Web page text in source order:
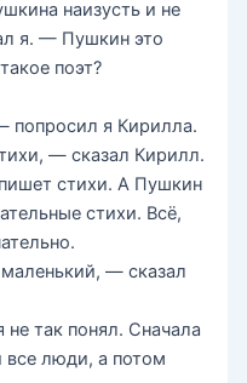
наизусть и не
я. — Пушкин это
поэт?
попросил я Кирилла.
— сказал Кирилл.
стихи. А Пушкин
стихи. Всё,
— сказал
так понял. Сначала
люди, а потом